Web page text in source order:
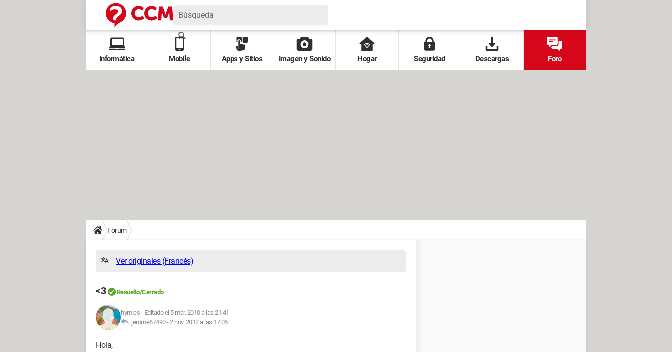
Informática Mobile Apps y Sitios Imagen y Sonido Hogar Seguridad Descargas Foro
Forum
Ver originales (Francés)
<3 Resuelto/Cerrado
hymies - Editado el 5 mar. 2010 a las 21:41
jerome67490 -2 nov. 2012 a las 17:05
Hola,